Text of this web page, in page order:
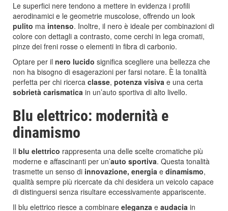
Le superfici nere tendono a mettere in evidenza i profili
aerodinamici e le geometrie muscolose, offrendo un look
pulito ma intenso. Inoltre, il nero è ideale per combinazioni di
colore con dettagli a contrasto, come cerchi in lega cromati,
pinze dei freni rosse o elementi in fibra di carbonio.
Optare per il nero lucido significa scegliere una bellezza che
non ha bisogno di esagerazioni per farsi notare. È la tonalità
perfetta per chi ricerca classe, potenza visiva e una certa
sobrietà carismatica in un’auto sportiva di alto livello.
Blu elettrico: modernità e
dinamismo
Il blu elettrico rappresenta una delle scelte cromatiche più
moderne e affascinanti per un’auto sportiva. Questa tonalità
trasmette un senso di innovazione, energia e dinamismo,
qualità sempre più ricercate da chi desidera un veicolo capace
di distinguersi senza risultare eccessivamente appariscente.
Il blu elettrico riesce a combinare eleganza e audacia in